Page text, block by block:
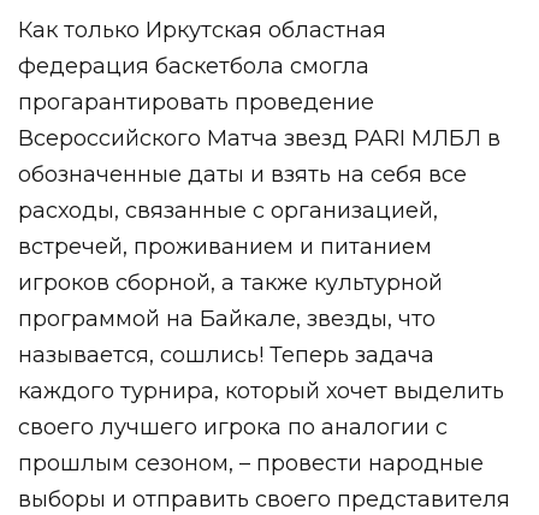
Как только Иркутская областная
федерация баскетбола смогла
прогарантировать проведение
Всероссийского Матча звезд PARI МЛБЛ в
обозначенные даты и взять на себя все
расходы, связанные с организацией,
встречей, проживанием и питанием
игроков сборной, а также культурной
программой на Байкале, звезды, что
называется, сошлись! Теперь задача
каждого турнира, который хочет выделить
своего лучшего игрока по аналогии с
прошлым сезоном, – провести народные
выборы и отправить своего представителя